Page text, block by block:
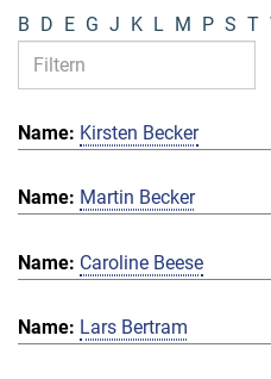
B D E G J K L M P S T
Kirsten Becker
Martin Becker
Caroline Beese
Lars Bertram